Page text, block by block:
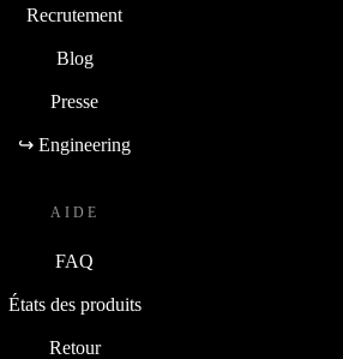
Recrutement
Blog
Presse
↪ Engineering
AIDE
FAQ
États des produits
Retour